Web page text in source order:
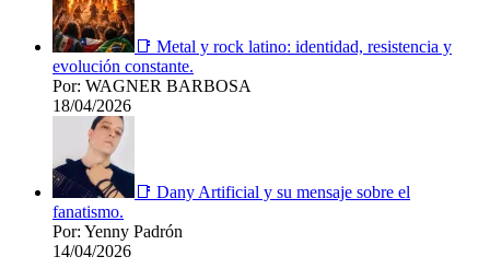
📑 Metal y rock latino: identidad, resistencia y
evolución constante.
Por: WAGNER BARBOSA
18/04/2026
📑 Dany Artificial y su mensaje sobre el
fanatismo.
Por: Yenny Padrón
14/04/2026